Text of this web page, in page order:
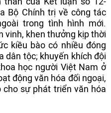
Bộ Chính trị về công tác
trong tình hình mới.
vinh, khen thưởng kịp thời
kiều bào có nhiều đóng
dân tộc; khuyến khích đội
học người Việt Nam ở
động văn hóa đối ngoại,
sự phát triển văn hóa